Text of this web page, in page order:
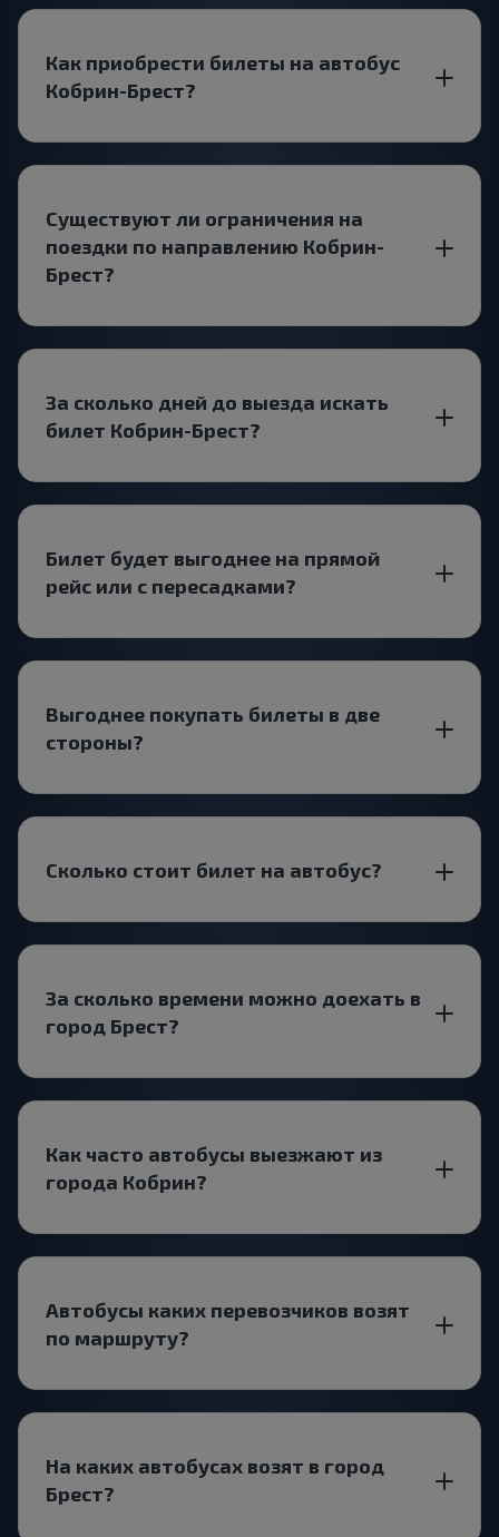
Как приобрести билеты на автобус
Кобрин-Брест?
Существуют ли ограничения на
поездки по направлению Кобрин-
Брест?
За сколько дней до выезда искать
билет Кобрин-Брест?
Билет будет выгоднее на прямой
рейс или с пересадками?
Выгоднее покупать билеты в две
стороны?
Сколько стоит билет на автобус?
За сколько времени можно доехать в
город Брест?
Как часто автобусы выезжают из
города Кобрин?
Автобусы каких перевозчиков возят
по маршруту?
На каких автобусах возят в город
Брест?